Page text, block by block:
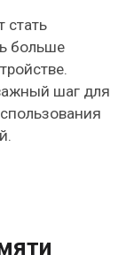
стать
больше
шаг для